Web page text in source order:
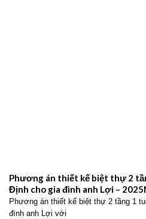
Phương án thiết kế biệt thự 2
Định cho gia đình anh Lợi –
Phương án thiết kế biệt thự 2 tầng 1
đình anh Lợi với